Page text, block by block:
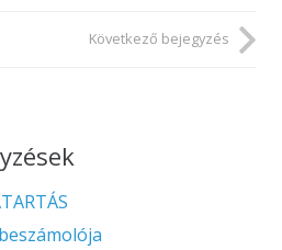
Következő bejegyzés